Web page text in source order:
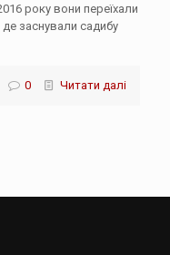
року вони переїхали
заснували садибу
0 Читати далі